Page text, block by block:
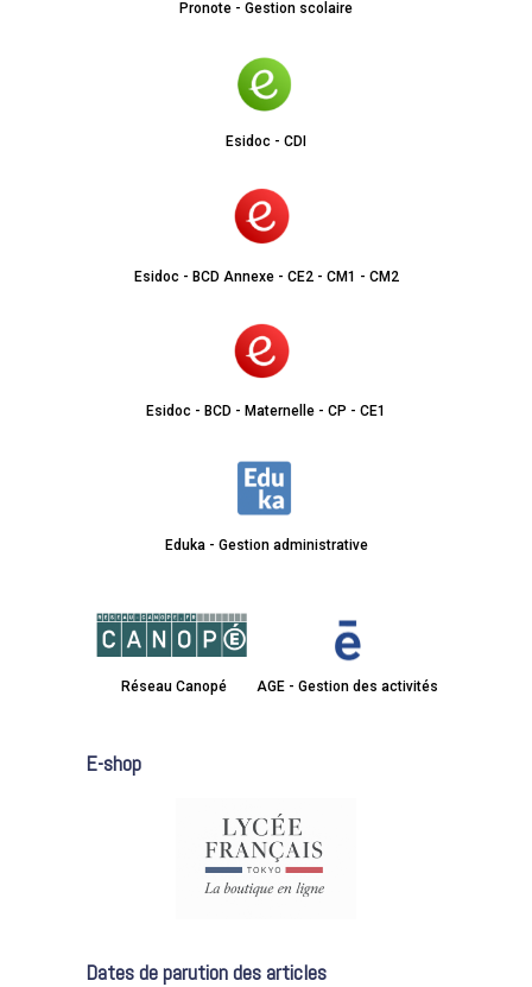
Pronote - Gestion scolaire
Esidoc - CDI
Esidoc - BCD Annexe - CE2 - CM1 - CM2
Esidoc - BCD - Maternelle - CP - CE1
Eduka - Gestion administrative
Réseau Canopé AGE - Gestion des activités
E-shop
Dates de parution des articles